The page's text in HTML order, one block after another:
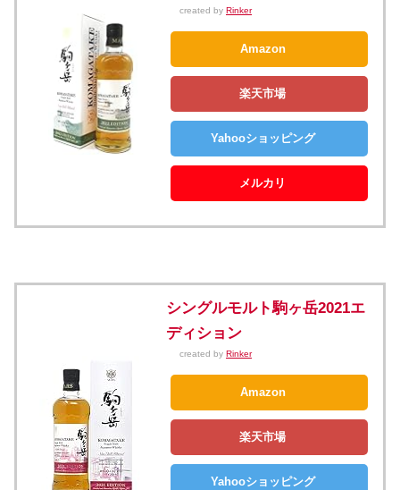
created by Rinker
Amazon
楽天市場
Yahooショッピング
メルカリ
シングルモルト駒ヶ岳2021エ
ディション
created by Rinker
Amazon
楽天市場
Yahooショッピング